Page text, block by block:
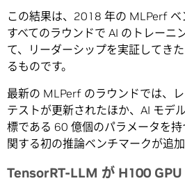
この結果は、2018 年の MLPerf ベ
すべてのラウンドで AI のトレーニ
て、リーダーシップを実証してきた
るものです。
最新の MLPerf のラウンドでは、
テストが更新されたほか、AI モデ
標である 60 億個のパラメータを
関する初の推論ベンチマークが追加
TensorRT-LLM が H100 GPU